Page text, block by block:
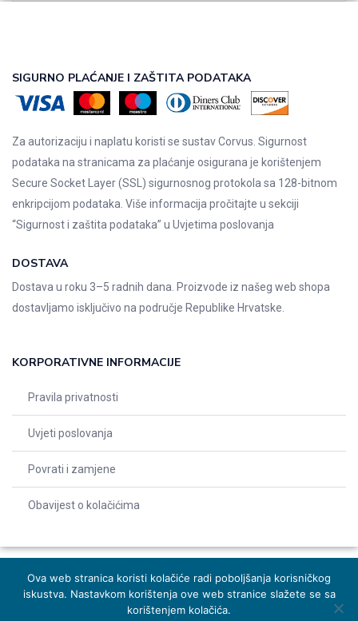
SIGURNO PLAĆANJE I ZAŠTITA PODATAKA
Za autorizaciju i naplatu koristi se sustav Corvus. Sigurnost
podataka na stranicama za plaćanje osigurana je korištenjem
Secure Socket Layer (SSL) sigurnosnog protokola sa 128-bitnom
enkripcijom podataka. Više informacija pročitajte u sekciji
“Sigurnost i zaštita podataka” u Uvjetima poslovanja
DOSTAVA
Dostava u roku 3–5 radnih dana. Proizvode iz našeg web shopa
dostavljamo isključivo na područje Republike Hrvatske.
KORPORATIVNE INFORMACIJE
Pravila privatnosti
Uvjeti poslovanja
Povrati i zamjene
Obavijest o kolačićima
© 2026 Indentals. Sva prava pridržana – Design by Michel studio
Ova web stranica koristi kolačiće radi poboljšanja korisničkog
iskustva. Nastavkom korištenja ove web stranice slažete se sa
korištenjem kolačića.